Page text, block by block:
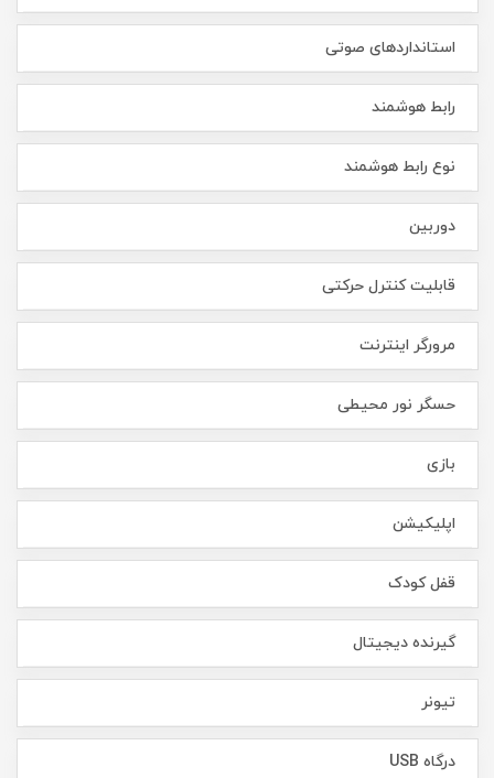
استانداردهای صوتی
رابط هوشمند
نوع رابط هوشمند
دوربین
قابلیت کنترل حرکتی
مرورگر اینترنت
حسگر نور محیطی
بازی
اپلیکیشن
قفل کودک
گیرنده دیجیتال
تیونر
درگاه USB